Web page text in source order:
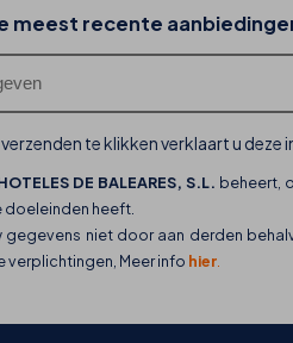
hotels en hun
THB
meest recente
te klikken verklaart u deze
DE BALEARES, S.L. beheert,
heeft.
gegevens niet door aan derden
verplichtingen, Meer info hier